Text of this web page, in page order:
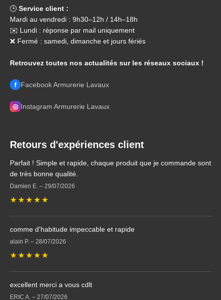
🕒 Service client :
Mardi au vendredi : 9h30–12h / 14h–18h
✉️ Lundi : réponse par mail uniquement
❌ Fermé : samedi, dimanche et jours fériés
Retrouvez toutes nos actualités sur les réseaux sociaux !
f Facebook Armurerie Lavaux
◎ Instagram Armurerie Lavaux
Retours d'expériences client
Parfait ! Simple et rapide, chaque produit que je commande sont
de très bonne qualité.
Damien E. – 29/07/2026
★ ★ ★ ★ ★
comme d'habitude impeccable et rapide
alain P. – 28/07/2026
★ ★ ★ ★ ★
excellent merci a vous cdlt
ERIC A. – 27/07/2026